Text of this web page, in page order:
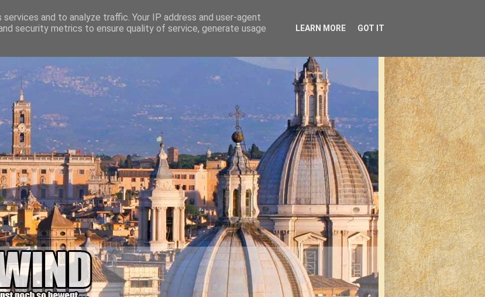
and to analyze traffic. Your IP address and user-agent
security metrics to ensure quality of service, generate usage
LEARN MORE GOT IT